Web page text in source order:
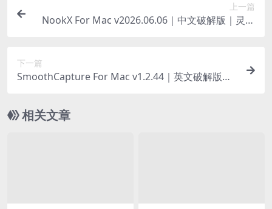
上一篇
NookX For Mac v2026.06.06｜中文破解版｜灵动
下一篇
SmoothCapture For Mac v1.2.44｜英文破解版｜
相关文章